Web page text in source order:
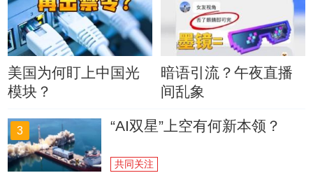
美国为何盯上中国光
模块？
暗语引流？午夜直播
间乱象
3 “AI双星”上空有何新本领？
共同关注